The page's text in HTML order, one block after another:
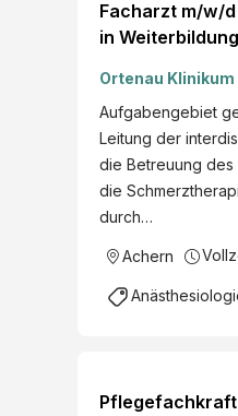
Facharzt m/w/
in
Achern
Zeitpunkt Voll-
Teilzeit
Ortenau Klinikum
Aufgabengebiet
Leitung der
die Betreuung des
die
durch…
Achern